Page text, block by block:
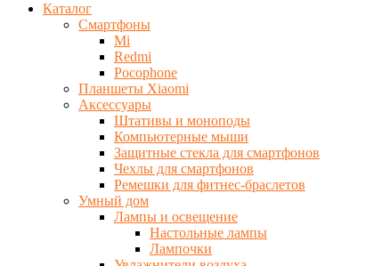
Каталог
Смартфоны
Mi
Redmi
Pocophone
Планшеты Xiaomi
Аксессуары
Штативы и моноподы
Компьютерные мыши
Защитные стекла для смартфонов
Чехлы для смартфонов
Ремешки для фитнес-браслетов
Умный дом
Лампы и освещение
Настольные лампы
Лампочки